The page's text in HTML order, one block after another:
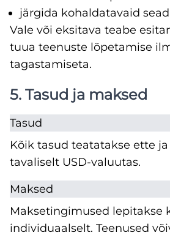
järgida kohaldatavaid
Vale või eksitava teabe
tuua teenuste lõpetamise
tagastamiseta.
5. Tasud ja maksed
Tasud
Kõik tasud teatatakse ette
tavaliselt USD-valuutas.
Maksed
Maksetingimused lepitakse
individuaalselt. Teenused